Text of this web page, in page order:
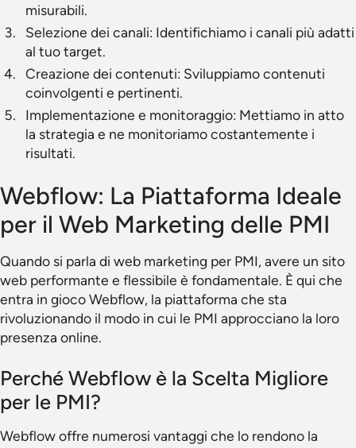
misurabili.
Selezione dei canali: Identifichiamo i canali più adatti
al tuo target.
Creazione dei contenuti: Sviluppiamo contenuti
coinvolgenti e pertinenti.
Implementazione e monitoraggio: Mettiamo in atto
la strategia e ne monitoriamo costantemente i
risultati.
Webflow: La Piattaforma Ideale
per il Web Marketing delle PMI
Quando si parla di web marketing per PMI, avere un sito
web performante e flessibile è fondamentale. È qui che
entra in gioco Webflow, la piattaforma che sta
rivoluzionando il modo in cui le PMI approcciano la loro
presenza online.
Perché Webflow è la Scelta Migliore
per le PMI?
Webflow offre numerosi vantaggi che lo rendono la